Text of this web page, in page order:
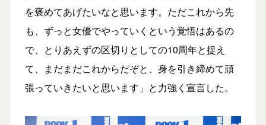
を褒めてあげたいなと思います。ただこれから先
も、ずっと女優でやっていくという覚悟はあるの
で、とりあえずの区切りとしての10周年と捉え
て、まだまだこれからだぞと、身を引き締めて頑
張っていきたいと思います」と力強く宣言した。